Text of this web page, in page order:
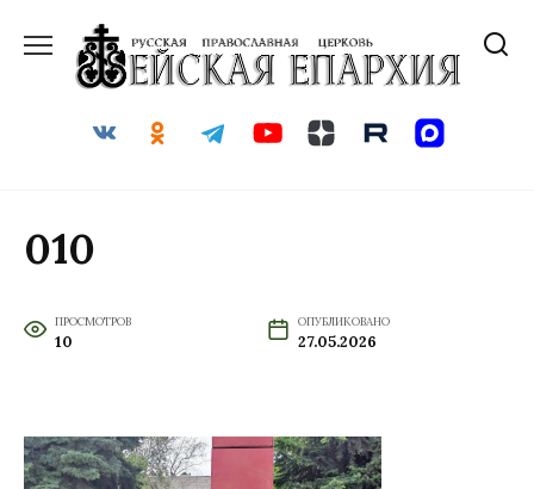
содержанию
010
ПРОСМОТРОВ
10
ОПУБЛИКОВАНО
27.05.2026